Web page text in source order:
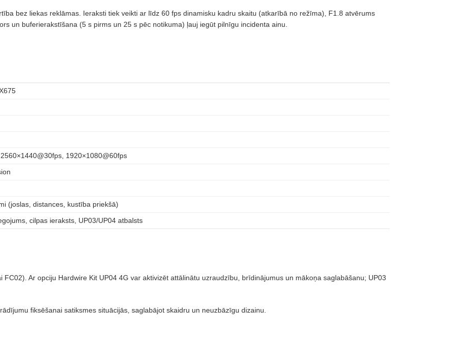
bez liekas reklāmas. Ieraksti tiek veikti ar līdz 60 fps dinamisku kadru skaitu (atkarībā no režīma), F1.8 atvērums
un buferierakstīšana (5 s pirms un 25 s pēc notikuma) ļauj iegūt pilnīgu incidenta ainu.
1920×1080@60fps
(joslas, distances, kustība priekšā)
cilpas ieraksts, UP03/UP04 atbalsts
Ar opciju Hardwire Kit UP04 4G var aktivizēt attālinātu uzraudzību, brīdinājumus un mākoņa saglabāšanu; UP03
fiksēšanai satiksmes situācijās, saglabājot skaidru un neuzbāzīgu dizainu.